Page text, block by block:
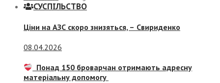
СУСПIЛЬСТВО
Ціни на АЗС скоро знизяться, – Свириденко
08.04.2026
Понад 150 броварчан отримають адресну
матеріальну допомогу